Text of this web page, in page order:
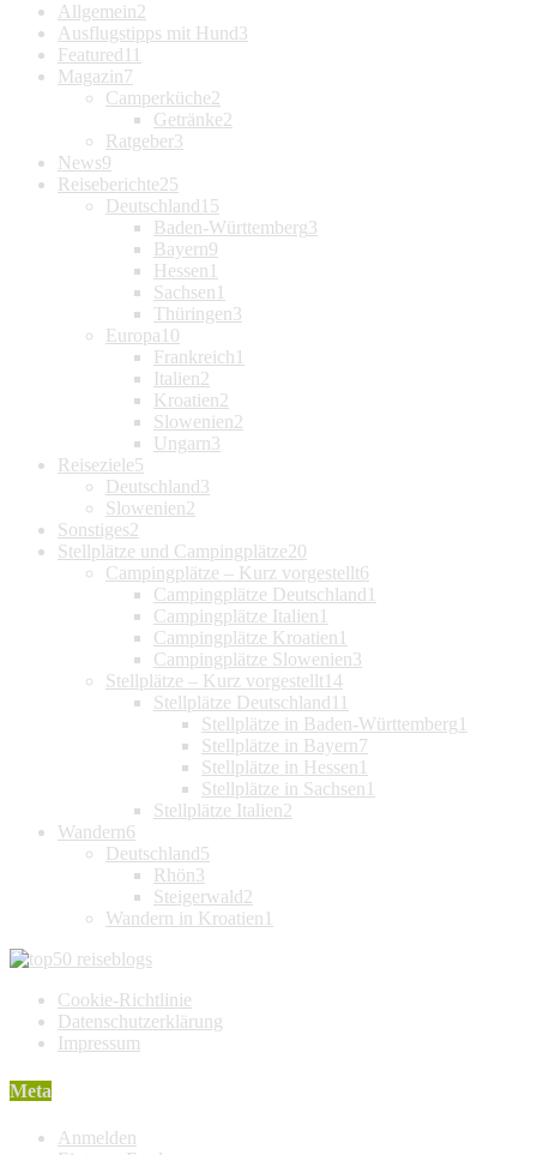
Allgemein2
Ausflugstipps mit Hund3
Featured 11
Magazin7
Camperküche2
Getränke2
Ratgeber3
News9
Reiseberichte25
Deutschland 15
Baden-Württemberg3
Bayern9
Hessen 1
Sachsen 1
Thüringen3
Europa 10
Frankreich 1
Italien2
Kroatien2
Slowenien2
Ungarn3
Reiseziele5
Deutschland3
Slowenien2
Sonstiges2
Stellplätze und Campingplätze20
Campingplätze – Kurz vorgestellt6
Campingplätze Deutschland 1
Campingplätze Italien 1
Campingplätze Kroatien 1
Campingplätze Slowenien3
Stellplätze – Kurz vorgestellt 14
Stellplätze Deutschland 11
Stellplätze in Baden-Württemberg 1
Stellplätze in Bayern7
Stellplätze in Hessen 1
Stellplätze in Sachsen 1
Stellplätze Italien2
Wandern6
Deutschland5
Rhön3
Steigerwald2
Wandern in Kroatien 1
Cookie-Richtlinie
Datenschutzerklärung
Impressum
Meta
Anmelden